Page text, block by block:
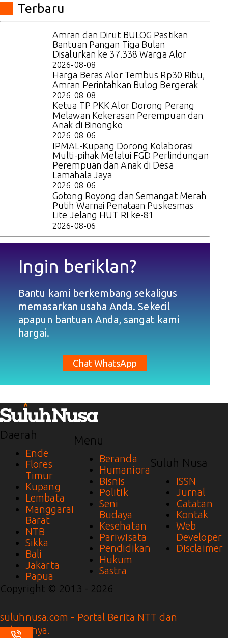
Terbaru
Amran dan Dirut BULOG Pastikan
Bantuan Pangan Tiga Bulan
Disalurkan ke 37.338 Warga Alor
2026-08-08
Harga Beras Alor Tembus Rp30 Ribu,
Amran Perintahkan Bulog Bergerak
2026-08-08
Ketua TP PKK Alor Dorong Perang
Melawan Kekerasan Perempuan dan
Anak di Binongko
2026-08-06
IPMAL-Kupang Dorong Kolaborasi
Multi-pihak Melalui FGD Perlindungan
Perempuan dan Anak di Desa
Lamahala Jaya
2026-08-06
Gotong Royong dan Semangat Merah
Putih Warnai Penataan Puskesmas
Lite Jelang HUT RI ke-81
2026-08-06
Ingin beriklan?
Bantu kami berkembang sekaligus
memasarkan usaha Anda. Sekecil
apapun bantuan Anda, sangat kami
hargai.
Chat WhatsApp
Daerah
Ende
Flores
Timur
Kupang
Lembata
Manggarai
Barat
NTB
Sikka
Bali
Jakarta
Papua
Menu
Beranda
Humaniora
Bisnis
Politik
Seni
Budaya
Kesehatan
Pariwisata
Pendidikan
Hukum
Sastra
Suluh Nusa
ISSN
Jurnal
Catatan
Kontak
Web
Developer
Disclaimer
Copyright © 2013 - 2026
suluhnusa.com - Portal Berita NTT dan
Sekitarnya.